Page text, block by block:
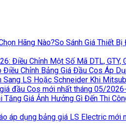
So Sánh Giá Thiết
Điều Chỉnh Một Số Mã DTL, GTY,
Điều Chỉnh Bảng Giá Đầu Cos Áp
Sang LS Hoặc Schneider Khi
đầu Cos mới nhất tháng 05/
Giá Ảnh Hưởng Gì Đến Thi
áp dụng bảng giá LS Electric mới